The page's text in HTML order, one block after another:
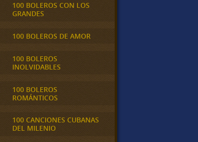
100 BOLEROS CON LOS
GRANDES
100 BOLEROS DE AMOR
100 BOLEROS
INOLVIDABLES
100 BOLEROS
ROMÁNTICOS
100 CANCIONES CUBANAS
DEL MILENIO